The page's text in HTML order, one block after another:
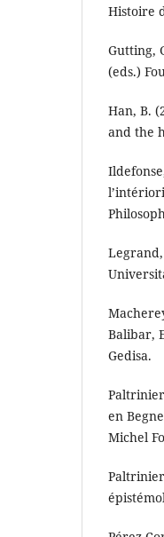
Histoire
Gutting,
(eds.)
Han, B.
and the
Legrand,
Balibar,
Gedisa.
en
Michel